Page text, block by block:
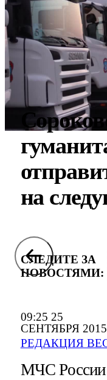
09:25 25
СЕНТЯБРЯ 2015
РЕДАКЦИЯ
на
СЛЕДИТЕ ЗА
НОВОСТЯМИ:
МЧС России